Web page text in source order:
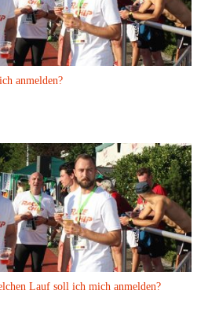
anmelden?
Lauf soll ich mich anmelden?